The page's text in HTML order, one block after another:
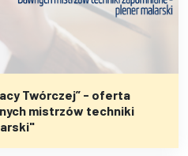
Twórczej” - oferta
mistrzów techniki